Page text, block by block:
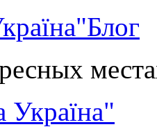
Блог
Україна"